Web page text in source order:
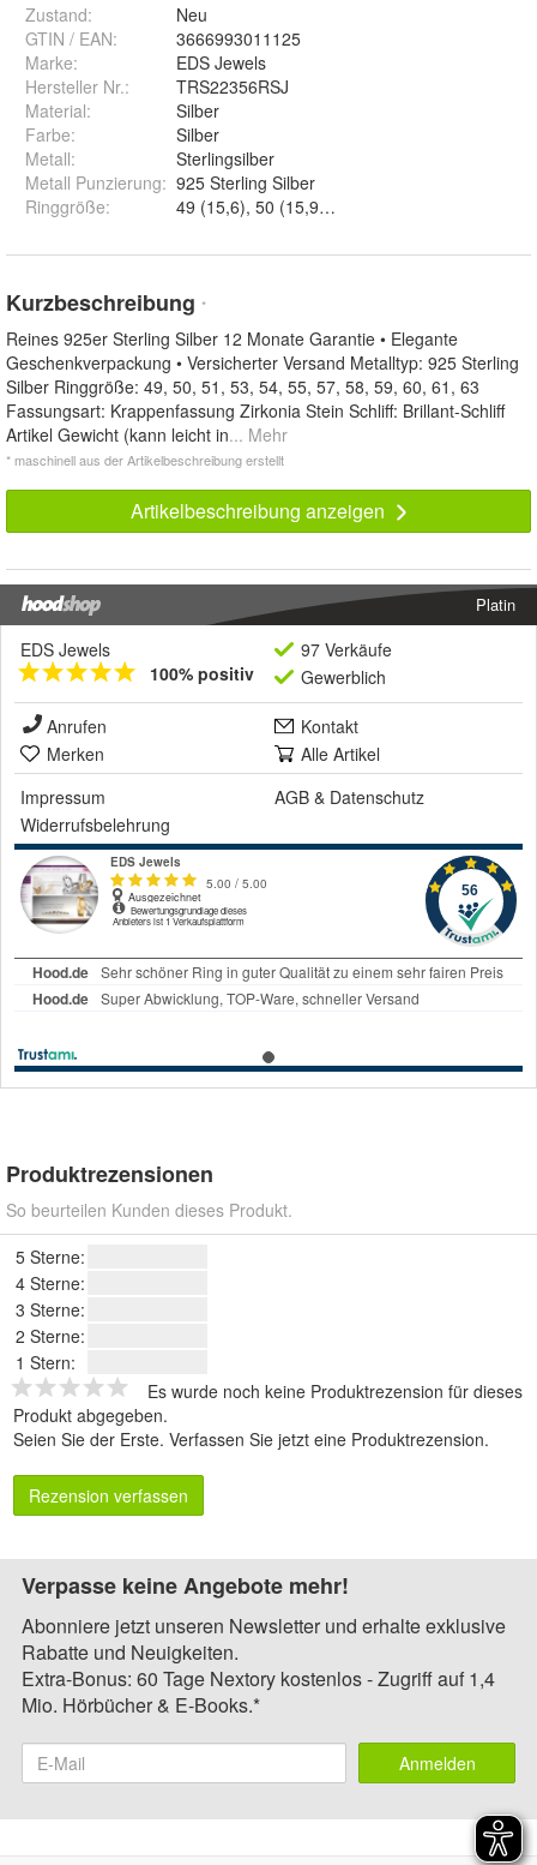
Zustand:
Neu
GTIN / EAN:
3666993011125
Marke:
EDS Jewels
Hersteller Nr.:
TRS22356RSJ
Material:
Silber
Farbe:
Silber
Metall:
Sterlingsilber
Metall Punzierung: 925 Sterling Silber
Ringgröße:
Kurzbeschreibung *
Reines 925er Sterling Silber 12 Monate Garantie • Elegante
Geschenkverpackung • Versicherter Versand Metalltyp: 925 Sterling
Silber Ringgröße: 49, 50, 51, 53, 54, 55, 57, 58, 59, 60, 61, 63
Fassungsart: Krappenfassung Zirkonia Stein Schliff: Brillant-Schliff
Artikel Gewicht (kann leicht in... Mehr
* maschinell aus der Artikelbeschreibung erstellt
Artikelbeschreibung anzeigen
Platin
EDS Jewels
100% positiv
97 Verkäufe
Gewerblich
Anrufen
Kontakt
Merken
Alle Artikel
Impressum
AGB & Datenschutz
Widerrufsbelehrung
Produktrezensionen
So beurteilen Kunden dieses Produkt.
5 Sterne:
4 Sterne:
3 Sterne:
2 Sterne:
1 Stern:
Es wurde noch keine Produktrezension für dieses
Produkt abgegeben.
Seien Sie der Erste. Verfassen Sie jetzt eine Produktrezension.
Rezension verfassen
Verpasse keine Angebote mehr!
Abonniere jetzt unseren Newsletter und erhalte exklusive
Rabatte und Neuigkeiten.
Extra-Bonus: 60 Tage Nextory kostenlos - Zugriff auf 1,4
Mio. Hörbücher & E-Books.*
Anmelden